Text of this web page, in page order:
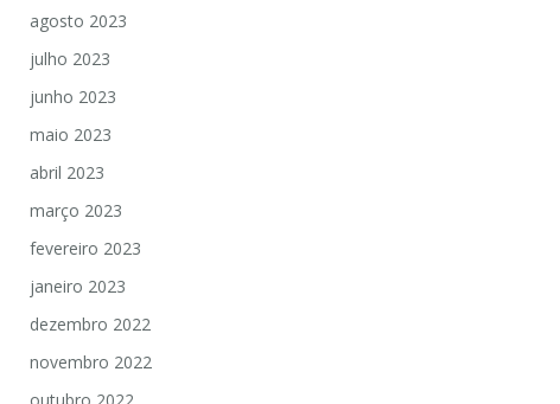
agosto 2023
julho 2023
junho 2023
maio 2023
abril 2023
março 2023
fevereiro 2023
janeiro 2023
dezembro 2022
novembro 2022